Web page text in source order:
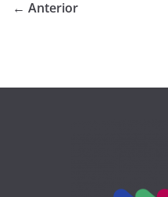
← Anterior